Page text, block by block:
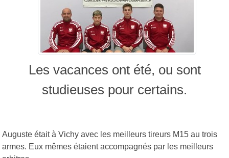
Les vacances ont été, ou sont
studieuses pour certains.
Auguste était à Vichy avec les meilleurs tireurs M15 au trois
armes. Eux mêmes étaient accompagnés par les meilleurs